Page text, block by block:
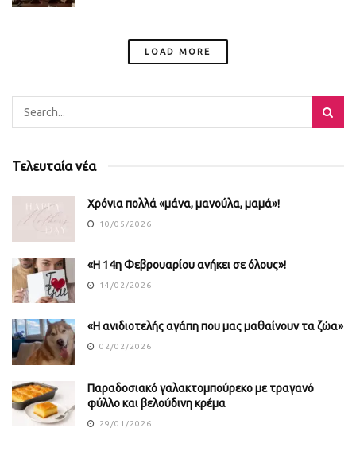
LOAD MORE
Τελευταία νέα
Χρόνια πολλά «μάνα, μανούλα, μαμά»!
10/05/2026
«Η 14η Φεβρουαρίου ανήκει σε όλους»!
14/02/2026
«Η ανιδιοτελής αγάπη που μας μαθαίνουν τα ζώα»
02/02/2026
Παραδοσιακό γαλακτομπούρεκο με τραγανό
φύλλο και βελούδινη κρέμα
29/01/2026